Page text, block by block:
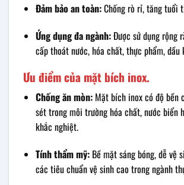
Đảm bảo an toàn:Chống rò rỉ, tăng tuổi
Ứng dụng đa ngành:Được sử dụng rộng
cấp thoát nước, hóa chất, thực phẩm, dầu
Ưu điểm của mặt bích inox.
Chống ăn mòn: Mặt bích inox có độ bền
sét trong môi trường hóa chất, nước biển
khắc nghiệt.
Tính thẩm mỹ: Bề mặt sáng bóng, dễ vệ
các tiêu chuẩn vệ sinh cao trong ngành